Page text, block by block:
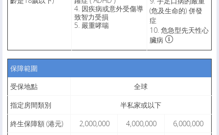
4. 因疾病或意外受傷導
致智力受損
5. 嚴重哮喘
(危及生命的) 併發
症
10. 危急型先天性心
臟病
保障範圍
受保地點
全球
指定房間類別
半私家或以下
終生保障額 (港元)
2,000,000 4,000,000 6,000,000